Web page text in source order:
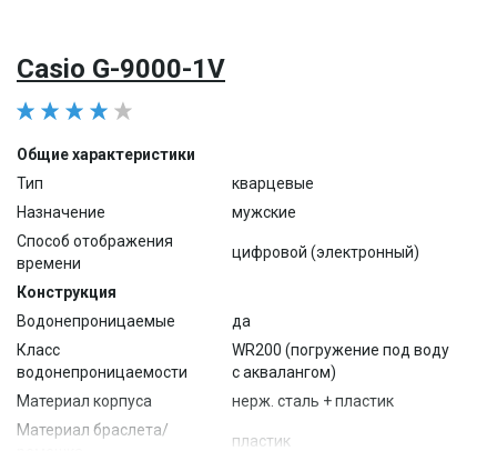
Casio G-9000-1V
Общие характеристики
Тип
кварцевые
Назначение
мужские
Способ отображения
времени
цифровой (электронный)
Конструкция
Водонепроницаемые
да
Класс
водонепроницаемости
WR200 (погружение под воду
с аквалангом)
Материал корпуса
нерж. сталь + пластик
Материал браслета/
пластик